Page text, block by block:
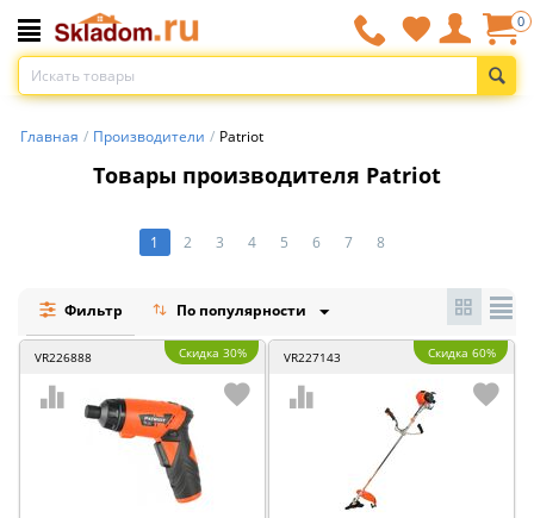
0
Главная / Производители / Patriot
Товары производителя Patriot
1 2 3 4 5 6 7 8
Фильтр По популярности
VR226888 Скидка 30% VR227143 Скидка 60%